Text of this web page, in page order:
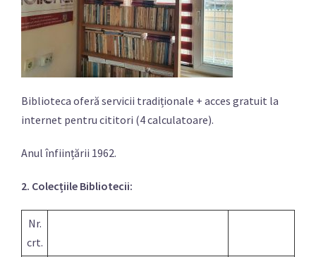
Biblioteca oferă servicii tradiționale + acces gratuit la
internet pentru cititori (4 calculatoare).
Anul înființării 1962.
2. Colecțiile Bibliotecii:
Nr.
crt.